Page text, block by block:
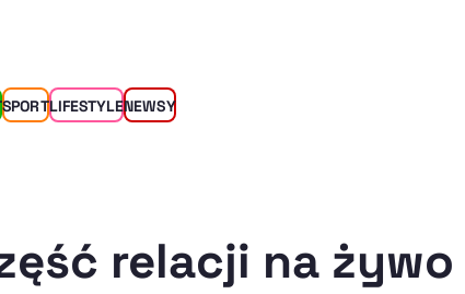
SPORTLIFESTYLENEWSY
relacji na